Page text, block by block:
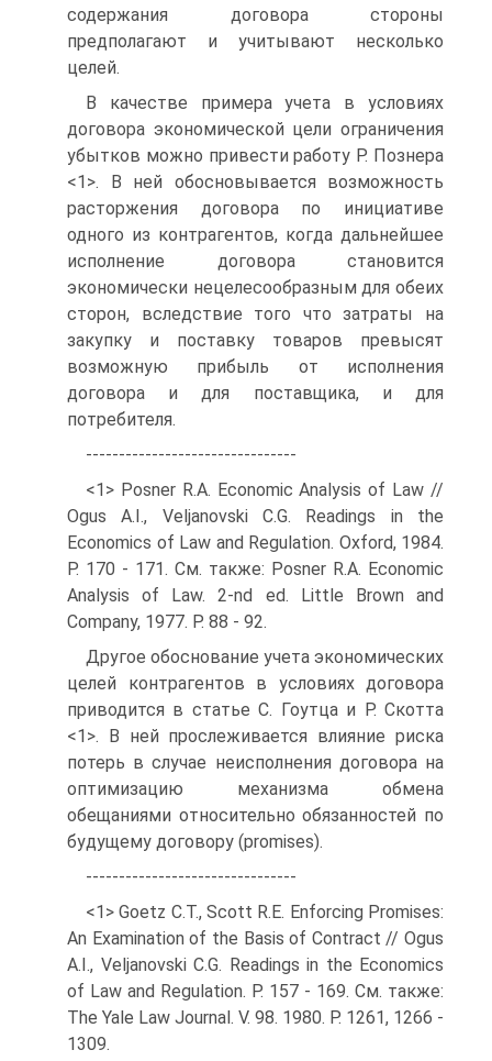
содержания договора стороны
предполагают и учитывают несколько
целей.
В качестве примера учета в условиях
договора экономической цели ограничения
убытков можно привести работу Р. Познера
<1>. В ней обосновывается возможность
расторжения договора по инициативе
одного из контрагентов, когда дальнейшее
исполнение договора становится
экономически нецелесообразным для обеих
сторон, вследствие того что затраты на
закупку и поставку товаров превысят
возможную прибыль от исполнения
договора и для поставщика, и для
потребителя.
--------------------------------
<1> Posner R.A. Economic Analysis of Law //
Ogus A.I., Veljanovski C.G. Readings in the
Economics of Law and Regulation. Oxford, 1984.
P. 170 - 171. См. также: Posner R.A. Economic
Analysis of Law. 2-nd ed. Little Brown and
Company, 1977. P. 88 - 92.
Другое обоснование учета экономических
целей контрагентов в условиях договора
приводится в статье С. Гоутца и Р. Скотта
<1>. В ней прослеживается влияние риска
потерь в случае неисполнения договора на
оптимизацию механизма обмена
обещаниями относительно обязанностей по
будущему договору (promises).
--------------------------------
<1> Goetz C.T., Scott R.E. Enforcing Promises:
An Examination of the Basis of Contract // Ogus
A.I., Veljanovski C.G. Readings in the Economics
of Law and Regulation. P. 157 - 169. См. также:
The Yale Law Journal. V. 98. 1980. P. 1261, 1266 -
1309.